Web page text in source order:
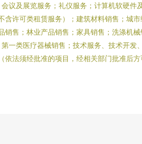
议及展览服务；礼仪服务；计算机软硬
含许可类租赁服务）；建筑材料销售；城
销售；林业产品销售；家具销售；洗涤机
一类医疗器械销售；技术服务、技术开
依法须经批准的项目，经相关部门批准后